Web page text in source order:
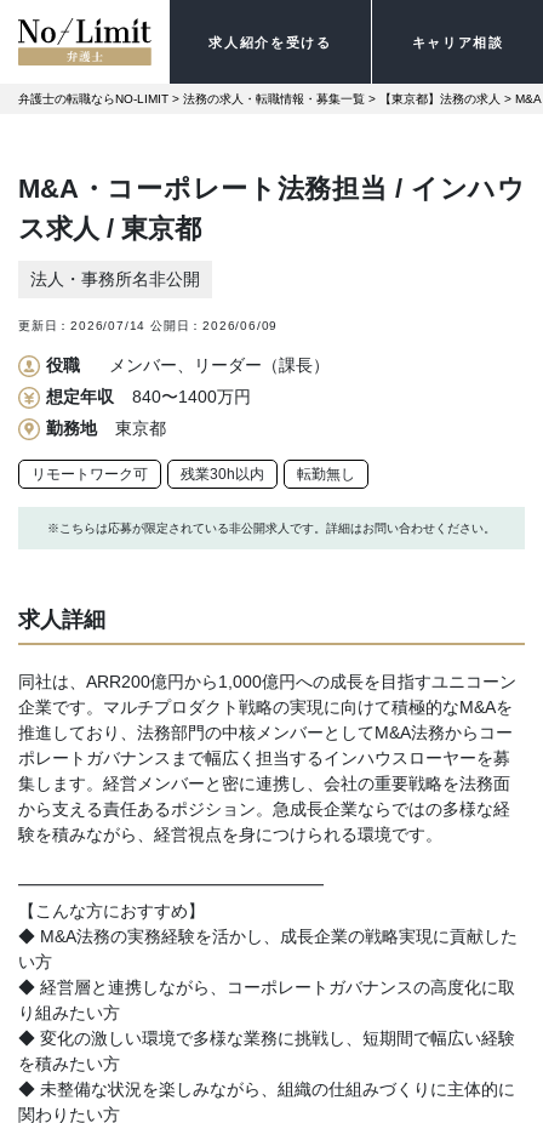
求人紹介を受ける キャリア相談
弁護士の転職ならNO-LIMIT > 法務の求人・転職情報・募集一覧 > 【東京都】法務の求人 >
M&A・コーポレート法務担当 / インハウ
ス求人 / 東京都
法人・事務所名非公開
更新日：2026/07/14 公開日：2026/06/09
役職
メンバー、リーダー（課長）
想定年収
840〜1400万円
勤務地
東京都
リモートワーク可 残業30h以内 転勤無し
※こちらは応募が限定されている非公開求人です。詳細はお問い合わせください。
求人詳細
同社は、ARR200億円から1,000億円への成長を目指すユニコーン
企業です。マルチプロダクト戦略の実現に向けて積極的なM&Aを
推進しており、法務部門の中核メンバーとしてM&A法務からコー
ポレートガバナンスまで幅広く担当するインハウスローヤーを募
集します。経営メンバーと密に連携し、会社の重要戦略を法務面
から支える責任あるポジション。急成長企業ならではの多様な経
験を積みながら、経営視点を身につけられる環境です。
━━━━━━━━━━━━━━━━━━
【こんな方におすすめ】
◆ M&A法務の実務経験を活かし、成長企業の戦略実現に貢献した
い方
◆ 経営層と連携しながら、コーポレートガバナンスの高度化に取
り組みたい方
◆ 変化の激しい環境で多様な業務に挑戦し、短期間で幅広い経験
を積みたい方
◆ 未整備な状況を楽しみながら、組織の仕組みづくりに主体的に
関わりたい方